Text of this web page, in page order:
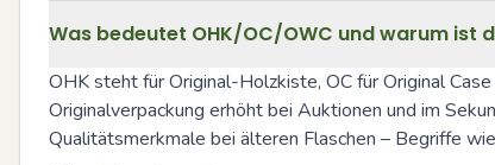
Was bedeutet OHK/OC/OWC und warum ist
OHK steht für Original-Holzkiste, OC für Original
Originalverpackung erhöht bei Auktionen und im
Qualitätsmerkmale bei älteren Flaschen – Begriffe